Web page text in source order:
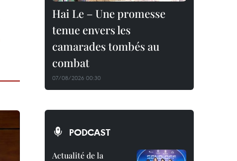
Hai Le – Une promesse
tenue envers les
camarades tombés au
combat
07/08/2026 00:30
PODCAST
Actualité de la